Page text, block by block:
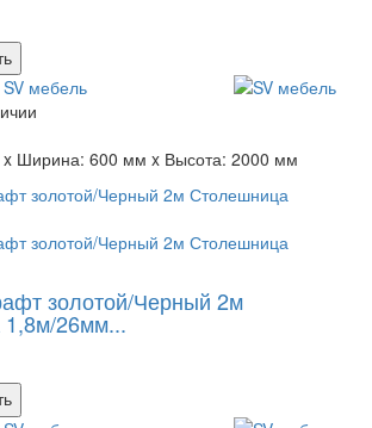
SV мебель
Ширина: 600 мм x Высота: 2000 мм
золотой/Черный 2м
26мм...